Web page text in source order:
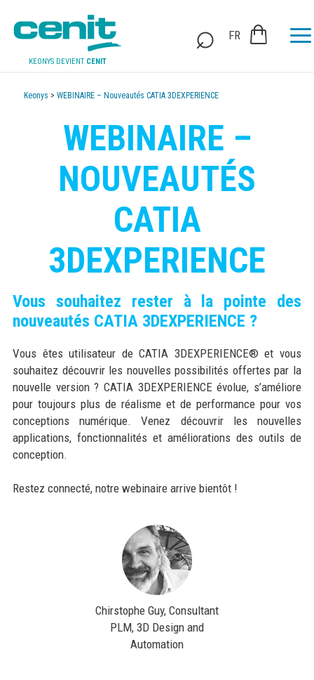
KEONYS DEVIENT CENIT
FR
Keonys >WEBINAIRE – Nouveautés CATIA 3DEXPERIENCE
WEBINAIRE –
NOUVEAUTÉS
CATIA
3DEXPERIENCE
Vous souhaitez rester à la pointe des
nouveautés CATIA 3DEXPERIENCE ?
Vous êtes utilisateur de CATIA 3DEXPERIENCE® et vous
souhaitez découvrir les nouvelles possibilités offertes par la
nouvelle version ? CATIA 3DEXPERIENCE évolue, s’améliore
pour toujours plus de réalisme et de performance pour vos
conceptions numérique. Venez découvrir les nouvelles
applications, fonctionnalités et améliorations des outils de
conception.
Restez connecté, notre webinaire arrive bientôt !
Chirstophe Guy, Consultant
PLM, 3D Design and
Automation